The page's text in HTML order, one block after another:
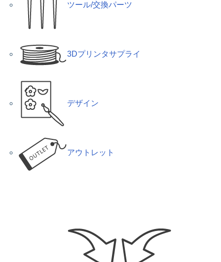
ツール/交換パーツ
3Dプリンタサプライ
デザイン
アウトレット